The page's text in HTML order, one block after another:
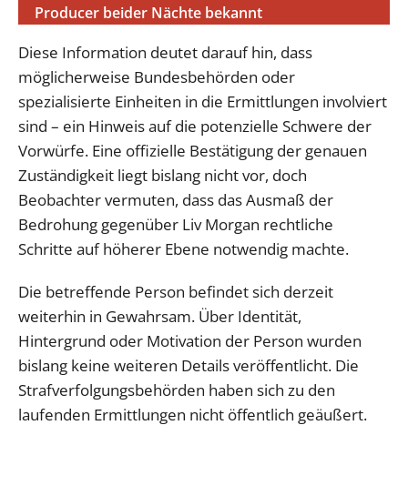
Producer beider Nächte bekannt
Diese Information deutet darauf hin, dass
möglicherweise Bundesbehörden oder
spezialisierte Einheiten in die Ermittlungen involviert
sind – ein Hinweis auf die potenzielle Schwere der
Vorwürfe. Eine offizielle Bestätigung der genauen
Zuständigkeit liegt bislang nicht vor, doch
Beobachter vermuten, dass das Ausmaß der
Bedrohung gegenüber Liv Morgan rechtliche
Schritte auf höherer Ebene notwendig machte.
Die betreffende Person befindet sich derzeit
weiterhin in Gewahrsam. Über Identität,
Hintergrund oder Motivation der Person wurden
bislang keine weiteren Details veröffentlicht. Die
Strafverfolgungsbehörden haben sich zu den
laufenden Ermittlungen nicht öffentlich geäußert.